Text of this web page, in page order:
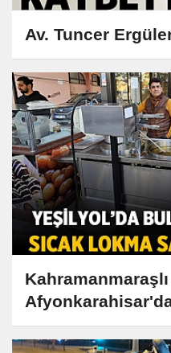
Av. Tuncer
Damakları